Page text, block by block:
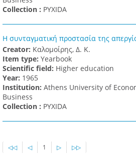
Collection : PYXIDA
Η συνταγματική προστασία της
Creator: Καλομοίρης, Δ. Κ.
Item type: Yearbook
Scientific field: Higher education
Υear: 1965
Institution: Athens University of
Business
Collection : PYXIDA
◁◁ ◁ 1 ▷ ▷▷